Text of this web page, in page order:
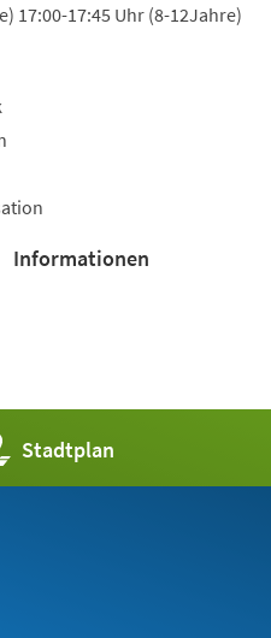
17:00-17:45 Uhr (8-12Jahre)
Informationen
Stadtplan